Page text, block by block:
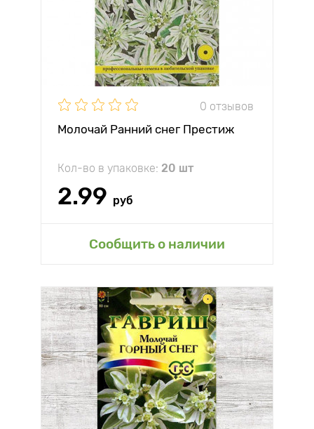
0 отзывов
Молочай Ранний снег Престиж
Кол-во в упаковке: 20 шт
2.99 руб
Сообщить о наличии